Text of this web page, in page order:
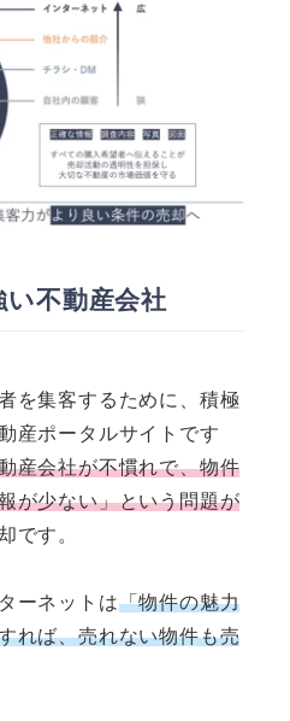
不動産会社
を集客するために、積極
産ポータルサイトです
産会社が不慣れで、物件
が少ない」という問題が
です。
ーネットは「物件の魅力
れば、売れない物件も売